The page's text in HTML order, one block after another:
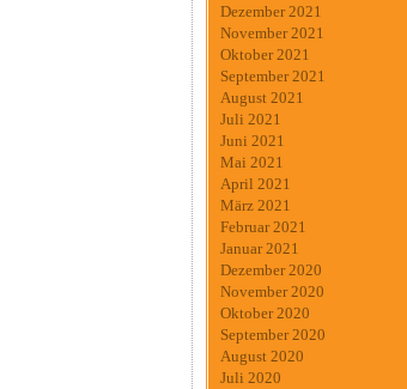
Dezember 2021
November 2021
Oktober 2021
September 2021
August 2021
Juli 2021
Juni 2021
Mai 2021
April 2021
März 2021
Februar 2021
Januar 2021
Dezember 2020
November 2020
Oktober 2020
September 2020
August 2020
Juli 2020